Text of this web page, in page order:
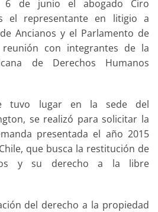
6 de junio el abogado Ciro
el representante en litigio a
Ancianos y el Parlamento de
con integrantes de la
de Derechos Humanos
tuvo lugar en la sede del
se realizó para solicitar la
presentada el año 2015
que busca la restitución de
y su derecho a la libre
del derecho a la propiedad